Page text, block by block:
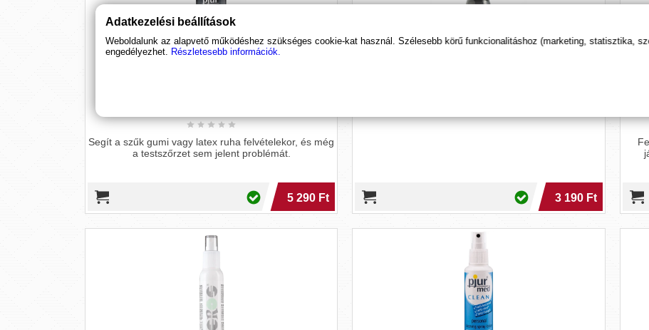
Segít a szűk gumi vagy latex ruha felvételekor, és még
a testszőrzet sem jelent problémát.
5 290 Ft 3 190 Ft
Adatkezelési beállítások
Weboldalunk az alapvető működéshez szükséges cookie-kat használ. Szélesebb körű funkcionalitáshoz (marketing, statisztika,
engedélyezhet. Részletesebb információk.